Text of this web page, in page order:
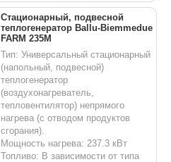
Стационарный, подвесной
теплогенератор Ballu-Biemmedue
FARM 235M
Тип: Универсальный стационарный
(напольный, подвесной)
теплогенератор
(воздухонагреватель,
тепловентилятор) непрямого
нагрева (с отводом продуктов
сгорания).
Мощность нагрева: 237.3 кВт
Топливо: В зависимости от типа